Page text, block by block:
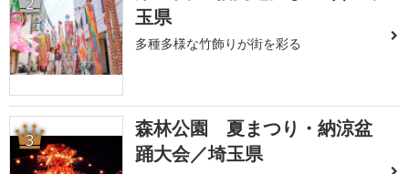
玉県
多種多様な竹飾りが街を彩る
3
森林公園 夏まつり・納涼盆
踊大会／埼玉県